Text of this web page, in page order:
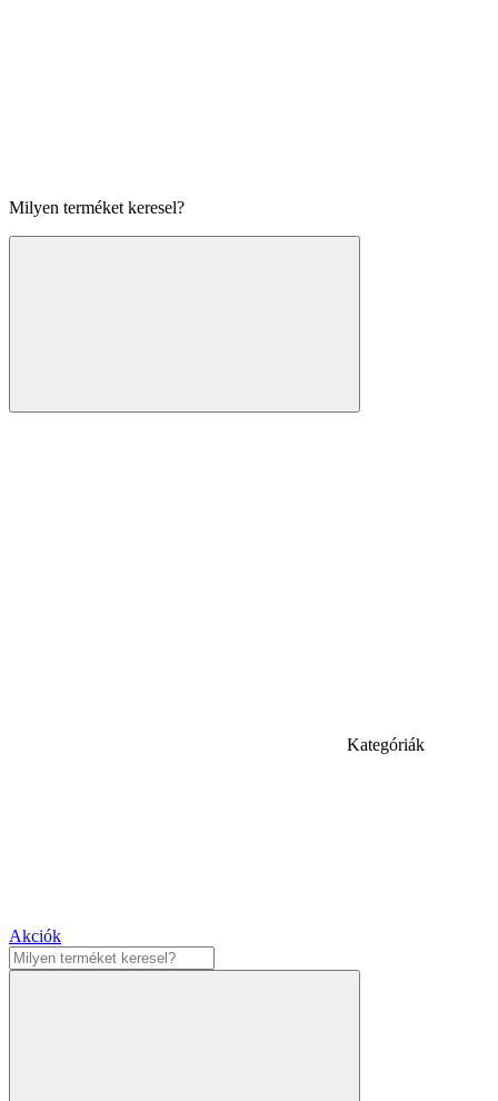
Milyen terméket keresel?
Kategóriák
Akciók